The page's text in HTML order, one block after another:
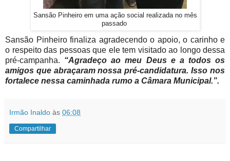
Sansão Pinheiro em uma ação social realizada no mês
passado
Sansão Pinheiro finaliza agradecendo o apoio, o carinho e
o respeito das pessoas que ele tem visitado ao longo dessa
pré-campanha. “Agradeço ao meu Deus e a todos os
amigos que abraçaram nossa pré-candidatura. Isso nos
fortalece nessa caminhada rumo a Câmara Municipal.”.
Irmão Inaldo às 06:08
Compartilhar